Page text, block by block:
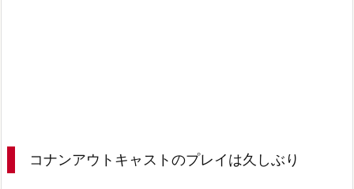
コナンアウトキャストのプレイは久しぶり